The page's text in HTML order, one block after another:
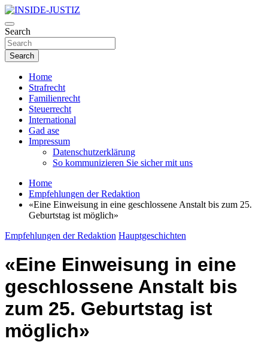
Skip
to
content
INSIDE-JUSTIZ
Investigativer Journalismus zur Dritten Gewalt
Search
Search
Home
Strafrecht
Familienrecht
Steuerrecht
International
Gad ase
Impressum
Datenschutzerklärung
So kommunizieren Sie sicher mit uns
Home
Empfehlungen der Redaktion
«Eine Einweisung in eine geschlossene Anstalt bis zum 25.
Geburtstag ist möglich»
Empfehlungen der Redaktion Hauptgeschichten
«Eine Einweisung in eine
geschlossene Anstalt bis
zum 25. Geburtstag ist
möglich»